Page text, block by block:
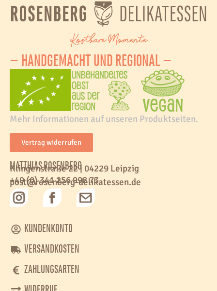
Kostbare Momente
– HANDGEMACHT UND REGIONAL –
Mehr Informationen auf unseren Produktseiten.
Vertrag widerrufen
MATTHIAS ROSENBERG
Klingenstraße 22 | 04229 Leipzig
+49 (0) 341 256 998 73
post@rosenberg-delikatessen.de
KUNDENKONTO
VERSANDKOSTEN
ZAHLUNGSARTEN